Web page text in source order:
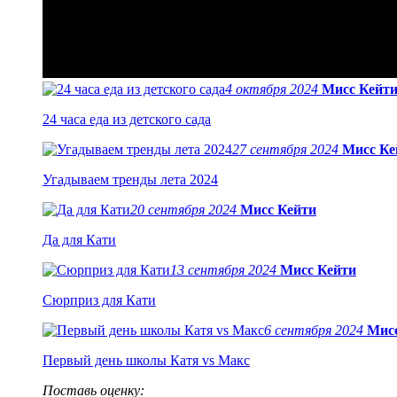
4 октября 2024 Мисс Кейти
24 часа еда из детского сада
27 сентября 2024 Мисс
Угадываем тренды лета 2024
20 сентября 2024 Мисс Кейти
Да для Кати
13 сентября 2024 Мисс Кейти
Сюрприз для Кати
6 сентября 2024
Первый день школы Катя vs Макс
Поставь оценку: